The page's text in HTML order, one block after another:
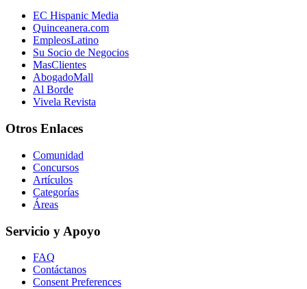
EC Hispanic Media
Quinceanera.com
EmpleosLatino
Su Socio de Negocios
MasClientes
AbogadoMall
Al Borde
Vivela Revista
Otros Enlaces
Comunidad
Concursos
Artículos
Categorías
Áreas
Servicio y Apoyo
FAQ
Contáctanos
Consent Preferences